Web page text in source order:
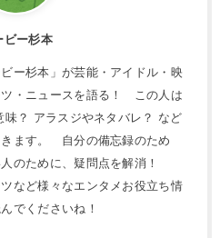
ビー杉本
ー杉本」が芸能・アイドル・映
・ニュースを語る！ この人は
？ アラスジやネタバレ？ など
ます。 自分の備忘録のため
人のために、疑問点を解消！
など様々なエンタメお役立ち情
でくださいね！